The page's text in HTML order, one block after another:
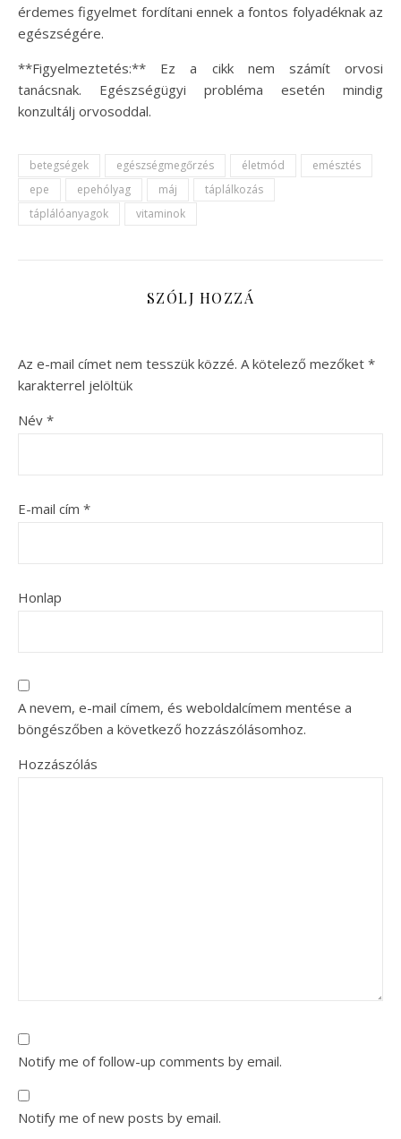
érdemes figyelmet fordítani ennek a fontos folyadéknak az
egészségére.
**Figyelmeztetés:** Ez a cikk nem számít orvosi
tanácsnak. Egészségügyi probléma esetén mindig
konzultálj orvosoddal.
betegségek egészségmegőrzés életmód
emésztés
epe
epehólyag máj
táplálkozás
táplálóanyagok
vitaminok
SZÓLJ HOZZÁ
Az e-mail címet nem tesszük közzé. A kötelező mezőket *
karakterrel jelöltük
Név *
E-mail cím *
Honlap
A nevem, e-mail címem, és weboldalcímem mentése a
böngészőben a következő hozzászólásomhoz.
Hozzászólás
Notify me of follow-up comments by email.
Notify me of new posts by email.